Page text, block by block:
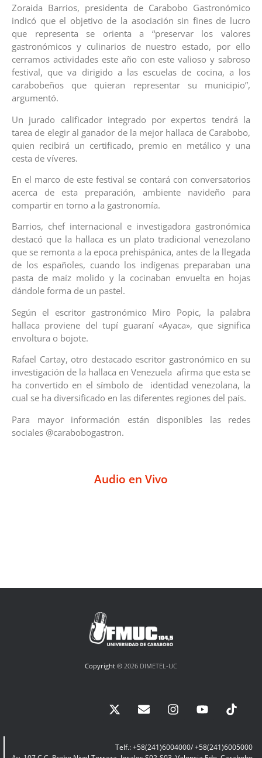
Zoraida Barrios, presidenta de Carabobo Gastronómico
indicó que el objetivo de la asociación sin fines de lucro
que representa se orienta a “preservar los valores
gastronómicos y culinarios de nuestro estado, por ello
cerramos actividades este año con este valioso y sabroso
festival, que va dirigido a las escuelas de cocina, a los
carabobeños que quieran representar su municipio”,
argumentó.
Un jurado calificador integrado por expertos tendrá la
tarea de elegir al ganador de la mejor hallaca de Carabobo,
quien recibirá un certificado, premio en metálico y una
cesta de víveres.
En el marco de este festival se contará con conversatorios
acerca de esta preparación, ambiente navideño para
compartir en torno a la gastronomía.
Barrios, chef internacional e investigadora gastronómica
destacó que la hallaca es un plato tradicional venezolano
que se remonta a la epoca prehispánica, antes de la llegada
de los españoles, cuando los indígenas preparaban una
pasta de maíz molido y la cocinaban envuelta en hojas
dándole forma de un pastel.
Según el escritor gastronómico Miro Popic, la palabra
hallaca proviene del tupí guaraní «Ayaca», que significa
envoltura o bojote.
Rafael Cartay, otro destacado escritor gastronómico en su
investigación de la hallaca en Venezuela afirma que esta se
ha convertido en el símbolo de identidad venezolana, la
cual se ha diversificado en las diferentes regiones del país.
Para mayor información están disponibles las redes
sociales @carabobogastron.
Audio en Vivo
Copyright © 2026 DIMETEL-UC
Telf.: +58(241)6004000/ +58(241)6005000